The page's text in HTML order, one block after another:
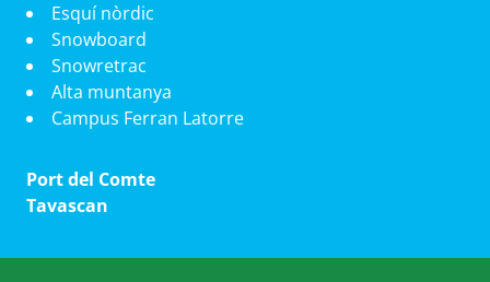
Esquí nòrdic
Snowboard
Snowretrac
Alta muntanya
Campus Ferran Latorre
Port del Comte
Tavascan